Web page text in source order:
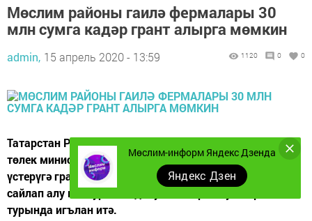
Мөслим районы гаилә фермалары 30
млн сумга кадәр грант алырга мөмкин
admin, 15 апрель 2020 - 13:59 1120 0 0
Татарстан Республикасы Авыл хуҗалыгы һәм азык-
төлек министрлыгы гаилә терлекчелек фермаларын
үстерүгә грантлар бирү өчен мөрәҗәгать итүчеләрне
сайлап алу конкурсына документлар кабул итү
турында игълан итә.
Мөслим-информ Яндекс Дзенда
Яндекс Дзен